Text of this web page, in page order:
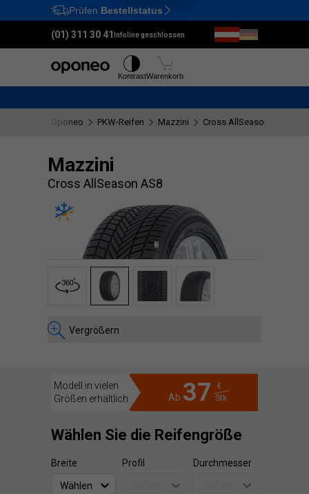
M
Prüfen Bestellstatus
(01) 311 30 41 Infoline geschlossen
KontrastWarenkorb
Oponeo PKW-Reifen Mazzini Cross AllSeason AS8
Mazzini
Cross AllSeason AS8
Vergrößern
Modell in vielen
Größen erhältlich
Ab 37
€
Stk
Wählen Sie die Reifengröße
Breite Profil Durchmesser